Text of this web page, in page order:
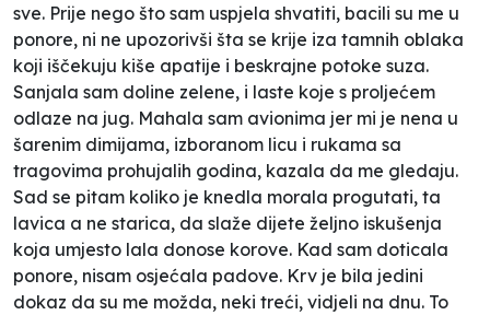
sve. Prije nego što sam uspjela shvatiti, bacili su me u
ponore, ni ne upozorivši šta se krije iza tamnih oblaka
koji iščekuju kiše apatije i beskrajne potoke suza.
Sanjala sam doline zelene, i laste koje s proljećem
odlaze na jug. Mahala sam avionima jer mi je nena u
šarenim dimijama, izboranom licu i rukama sa
tragovima prohujalih godina, kazala da me gledaju.
Sad se pitam koliko je knedla morala progutati, ta
lavica a ne starica, da slaže dijete željno iskušenja
koja umjesto lala donose korove. Kad sam doticala
ponore, nisam osjećala padove. Krv je bila jedini
dokaz da su me možda, neki treći, vidjeli na dnu. To